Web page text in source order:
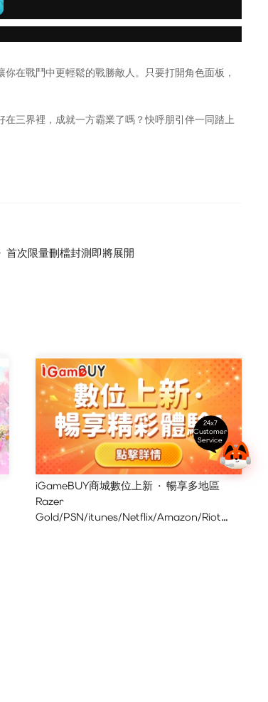
在戰鬥中更輕鬆的戰勝敵人。只要打開角色面板，
三界裡，成就一方霸業了嗎？快呼朋引伴一同踏上
首次限量刪檔封測即將展開
iGameBUY商城數位上新 · 暢享多地區
Razer
Gold/PSN/itunes/Netflix/Amazon/Riot
24x7
Customer
Service